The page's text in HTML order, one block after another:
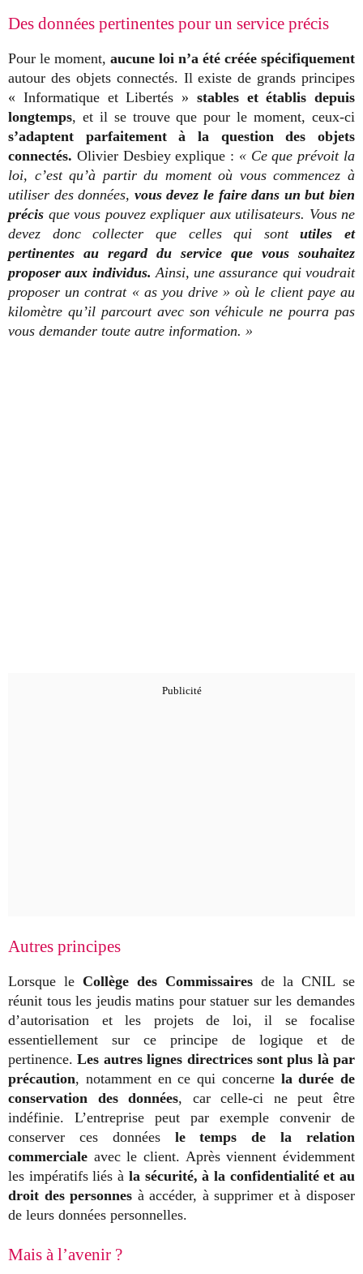
Des données pertinentes pour un service précis
Pour le moment, aucune loi n’a été créée spécifiquement
autour des objets connectés. Il existe de grands principes
« Informatique et Libertés » stables et établis depuis
longtemps, et il se trouve que pour le moment, ceux-ci
s’adaptent parfaitement à la question des objets
connectés. Olivier Desbiey explique : « Ce que prévoit la
loi, c’est qu’à partir du moment où vous commencez à
utiliser des données, vous devez le faire dans un but bien
précis que vous pouvez expliquer aux utilisateurs. Vous ne
devez donc collecter que celles qui sontutiles et
pertinentes au regard du service que vous souhaitez
proposer aux individus. Ainsi, une assurance qui voudrait
proposer un contrat « as you drive » où le client paye au
kilomètre qu’il parcourt avec son véhicule ne pourra pas
vous demander toute autre information. »
Autres principes
Lorsque le Collège des Commissaires de la CNIL se
réunit tous les jeudis matins pour statuer sur les demandes
d’autorisation et les projets de loi, il se focalise
essentiellement sur ce principe de logique et de
pertinence.Les autres lignes directrices sont plus là par
précaution, notamment en ce qui concerne la durée de
conservation des données, car celle-ci ne peut être
indéfinie. L’entreprise peut par exemple convenir de
conserver ces données le temps de la relation
commerciale avec le client. Après viennent évidemment
les impératifs liés à la sécurité, à la confidentialité et au
droit des personnes à accéder, à supprimer et à disposer
de leurs données personnelles.
Mais à l’avenir ?